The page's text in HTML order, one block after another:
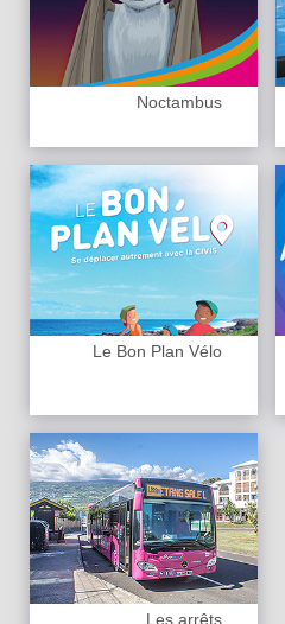
Noctambus
Le Bon Plan Vélo
Les arrêts